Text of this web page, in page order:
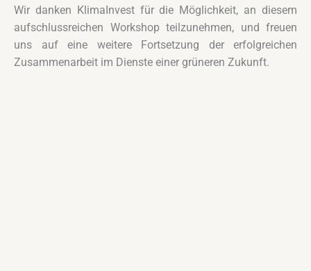
Wir danken KlimaInvest für die Möglichkeit, an diesem
aufschlussreichen Workshop teilzunehmen, und freuen
uns auf eine weitere Fortsetzung der erfolgreichen
Zusammenarbeit im Dienste einer grüneren Zukunft.